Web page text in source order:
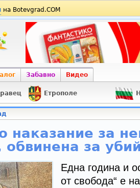
на Botevgrad.COM
Забавно Видео
Етрополе
наказание за
за
Една година и
от свобода“ е